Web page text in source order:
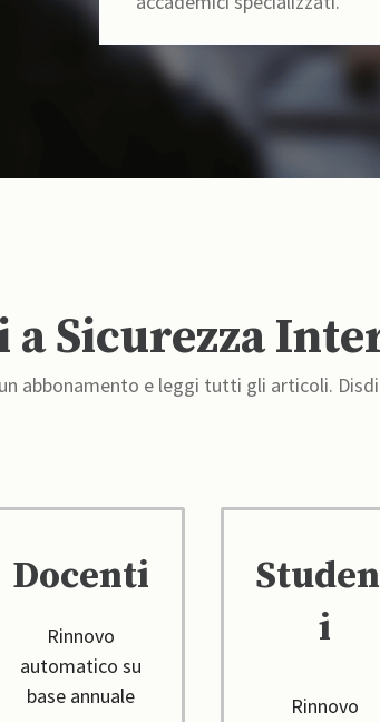
a Sicurezza
abbonamento e leggi tutti gli articoli.
Docenti
Rinnovo
automatico su
base annuale
i
Rinnovo